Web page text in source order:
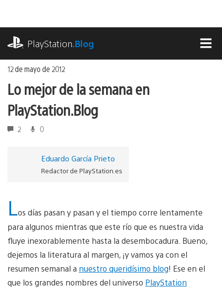
contenido
PlayStation.Blog
12 de mayo de 2012
Lo mejor de la semana en
PlayStation.Blog
2 0
Eduardo García Prieto
Redactor de PlayStation.es
Los días pasan y pasan y el tiempo corre lentamente
para algunos mientras que este río que es nuestra vida
fluye inexorablemente hasta la desembocadura. Bueno,
dejemos la literatura al margen, ¡y vamos ya con el
resumen semanal a nuestro queridísimo blog! Ese en el
que los grandes nombres del universo PlayStation